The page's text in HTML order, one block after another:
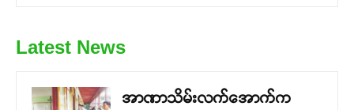
Latest News
အာဏာသိမ်းလက်အောက်က